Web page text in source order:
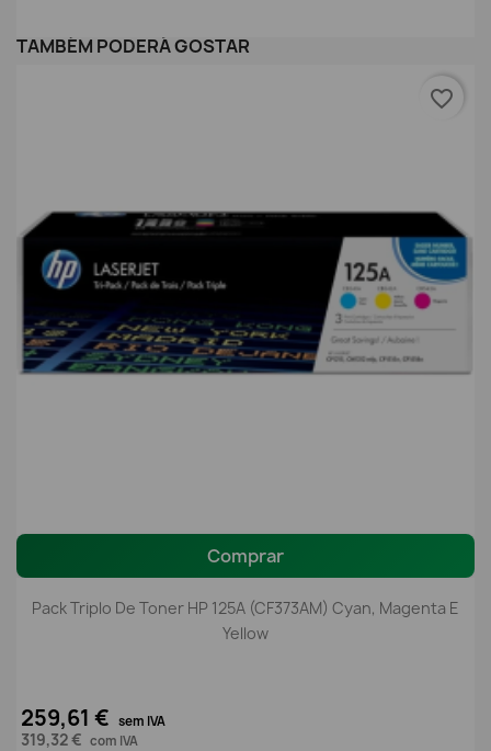
TAMBÉM PODERÁ GOSTAR
Comprar
Pack Triplo De Toner HP 125A (CF373AM) Cyan, Magenta E
Yellow
259,61 € sem IVA
319,32 € com IVA
favorite_border